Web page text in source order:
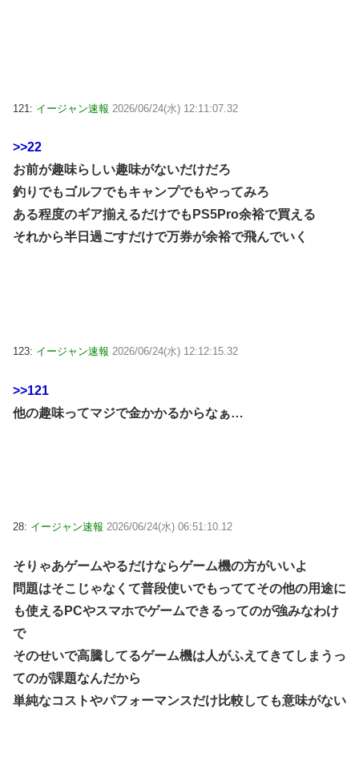
121: イージャン速報 2026/06/24(水) 12:11:07.32
>>22
お前が趣味らしい趣味がないだけだろ
釣りでもゴルフでもキャンプでもやってみろ
ある程度のギア揃えるだけでもPS5Pro余裕で買える
それから半日過ごすだけで万券が余裕で飛んでいく
123: イージャン速報 2026/06/24(水) 12:12:15.32
>>121
他の趣味ってマジで金かかるからなぁ…
28: イージャン速報 2026/06/24(水) 06:51:10.12
そりゃあゲームやるだけならゲーム機の方がいいよ
問題はそこじゃなくて普段使いでもっててその他の用途に
も使えるPCやスマホでゲームできるってのが強みなわけ
で
そのせいで高騰してるゲーム機は人がふえてきてしまうっ
てのが課題なんだから
単純なコストやパフォーマンスだけ比較しても意味がない